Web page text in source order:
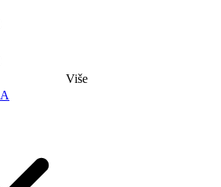
Više